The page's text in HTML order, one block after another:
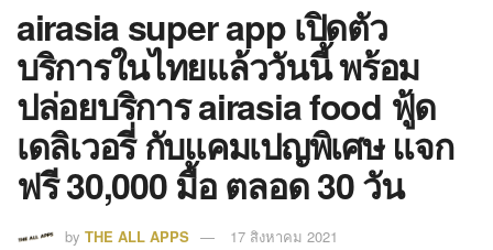
airasia super app เปิดตัว
บริการในไทยแล้ววันนี้ พร้อม
ปล่อยบริการ airasia food ฟู้ด
เดลิเวอรี่ กับแคมเปญพิเศษ แจก
ฟรี 30,000 มื้อ ตลอด 30 วัน
by THE ALL APPS 17 สิงหาคม 2021